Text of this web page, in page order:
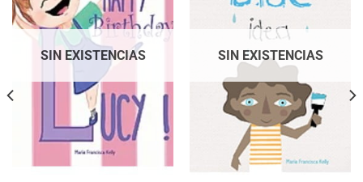
SIN EXISTENCIAS SIN EXISTENCIAS